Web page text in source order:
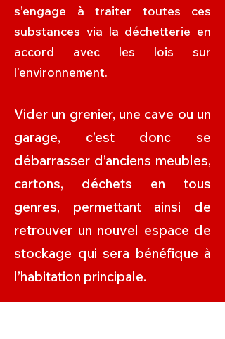
s’engage à traiter toutes ces
substances via la déchetterie en
accord avec les lois sur
l’environnement.
Vider un grenier, une cave ou un
garage, c’est donc se
débarrasser d’anciens meubles,
cartons, déchets en tous
genres, permettant ainsi de
retrouver un nouvel espace de
stockage qui sera bénéfique à
l’habitation principale.